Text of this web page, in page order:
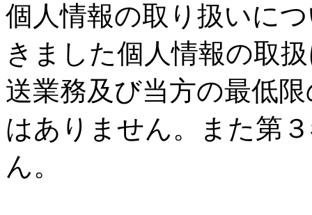
個人情報の取り扱いに
きました個人情報の取
送業務及び当方の最低
はありません。また第
ん。